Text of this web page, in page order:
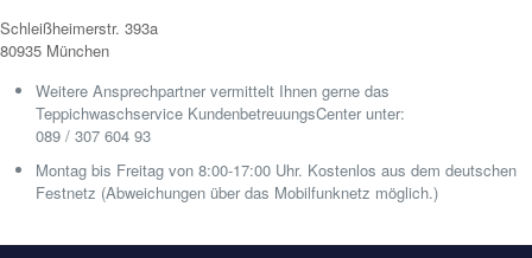
Schleißheimerstr. 393a
80935 München
Weitere Ansprechpartner vermittelt Ihnen gerne das
Teppichwaschservice KundenbetreuungsCenter unter:
089 / 307 604 93
Montag bis Freitag von 8:00-17:00 Uhr. Kostenlos aus dem deutschen
Festnetz (Abweichungen über das Mobilfunknetz möglich.)